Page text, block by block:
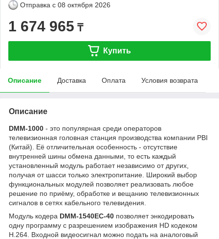
Отправка с 08 октября 2026
1 674 965 ₸
Купить
Описание Доставка Оплата Условия возврата
Описание
DMM-1000 - это популярная среди операторов
телевизионная головная станция производства компании PBI
(Китай). Её отличительная особенность - отсутствие
внутренней шины обмена данными, то есть каждый
установленный модуль работает независимо от других,
получая от шасси только электропитание. Широкий выбор
функциональных модулей позволяет реализовать любое
решение по приёму, обработке и вещанию телевизионных
сигналов в сетях кабельного телевидения.
Модуль кодера DMM-1540EC-40 позволяет энкодировать
одну программу с разрешением изображения HD кодеком
H.264. Входной видеосигнал можно подать на аналоговый